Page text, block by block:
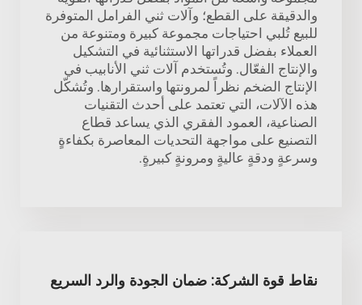
والدقيقة على القطع؛ وآلات ثني الفرامل المتوفرة
للبيع تُلبي احتياجات مجموعة كبيرة ومتنوعة من
العملاء بفضل قدراتها الاستثنائية في التشكيل
والإنتاج الفعّال. وتُستخدم آلات ثني الأنابيب في
الإنتاج الضخم نظراً لمرونتها واستقرارها. وتُشكّل
هذه الآلات، التي تعتمد على أحدث التقنيات
الصناعية، العمود الفقري الذي يساعد قطاع
التصنيع على مواجهة التحديات المعاصرة بكفاءةٍ
وسرعةٍ ودقةٍ عاليةٍ ومرونةٍ كبيرةٍ.
نقاط قوة الشركة: ضمان الجودة والرد السريع